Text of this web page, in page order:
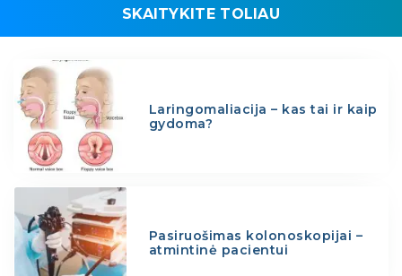
SKAITYKITE TOLIAU
Laringomaliacija – kas tai ir kaip
gydoma?
Pasiruošimas kolonoskopijai –
atmintinė pacientui